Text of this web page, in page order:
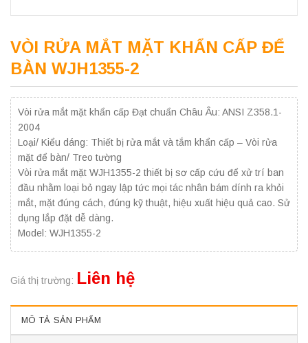
VÒI RỬA MẮT MẶT KHẨN CẤP ĐỂ
BÀN WJH1355-2
Vòi rửa mắt mặt khẩn cấp Đạt chuẩn Châu Âu: ANSI Z358.1-
2004
Loại/ Kiểu dáng: Thiết bị rửa mắt và tắm khẩn cấp – Vòi rửa
mặt để bàn/ Treo tường
Vòi rửa mắt mặt WJH1355-2 thiết bị sơ cấp cứu để xử trí ban
đầu nhằm loại bỏ ngay lập tức mọi tác nhân bám dính ra khỏi
mắt, mặt đúng cách, đúng kỹ thuật, hiệu xuất hiệu quả cao. Sử
dụng lắp đặt dễ dàng.
Model: WJH1355-2
Giá thị trường: Liên hệ
MÔ TẢ SẢN PHẨM